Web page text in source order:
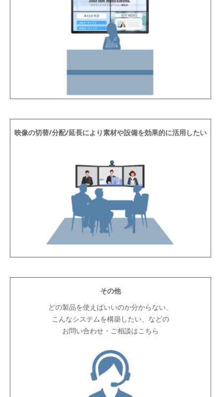
映像の切替/分配/延長により素材や設備を効果的に活用したい
その他
どの製品を使えばいいのか分からない、
こんなシステムを構築したい、などの
お問い合わせ・ご相談はこちら